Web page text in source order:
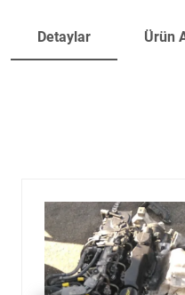
Detaylar Ürün